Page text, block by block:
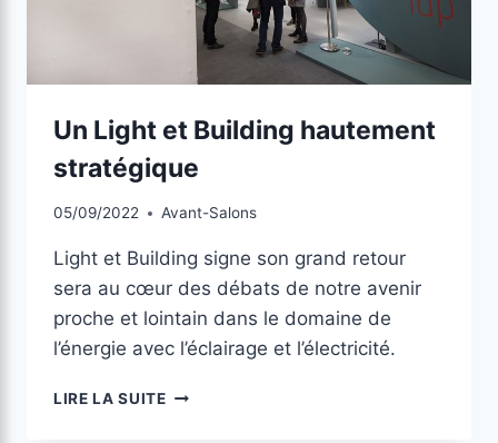
Un Light et Building hautement
stratégique
05/09/2022 Avant-Salons
Light et Building signe son grand retour
sera au cœur des débats de notre avenir
proche et lointain dans le domaine de
l’énergie avec l’éclairage et l’électricité.
LIRE LA SUITE